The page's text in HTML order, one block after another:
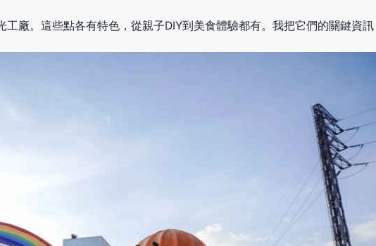
廠。這些點各有特色，從親子DIY到美食體驗都有。我把它們的關鍵資訊